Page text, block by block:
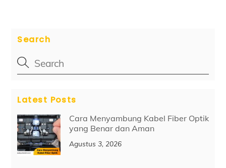
Search
Latest Posts
Cara Menyambung Kabel Fiber Optik
yang Benar dan Aman
Agustus 3, 2026